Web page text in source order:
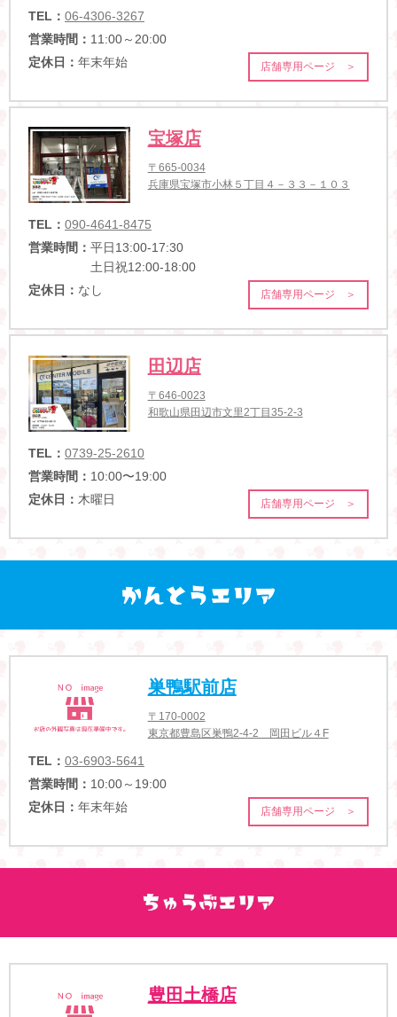
TEL： 06-4306-3267
営業時間： 11:00～20:00
定休日： 年末年始 店舗専用ページ ＞
宝塚店
〒665-0034
兵庫県宝塚市小林５丁目４－３３－１０３
TEL： 090-4641-8475
営業時間： 平日13:00-17:30
土日祝12:00-18:00
定休日： なし 店舗専用ページ ＞
田辺店
〒646-0023
和歌山県田辺市文里2丁目35-2-3
TEL： 0739-25-2610
営業時間： 10:00〜19:00
定休日： 木曜日 店舗専用ページ ＞
巣鴨駅前店
〒170-0002
東京都豊島区巣鴨2-4-2 岡田ビル４F
TEL： 03-6903-5641
営業時間： 10:00～19:00
定休日： 年末年始 店舗専用ページ ＞
豊田土橋店